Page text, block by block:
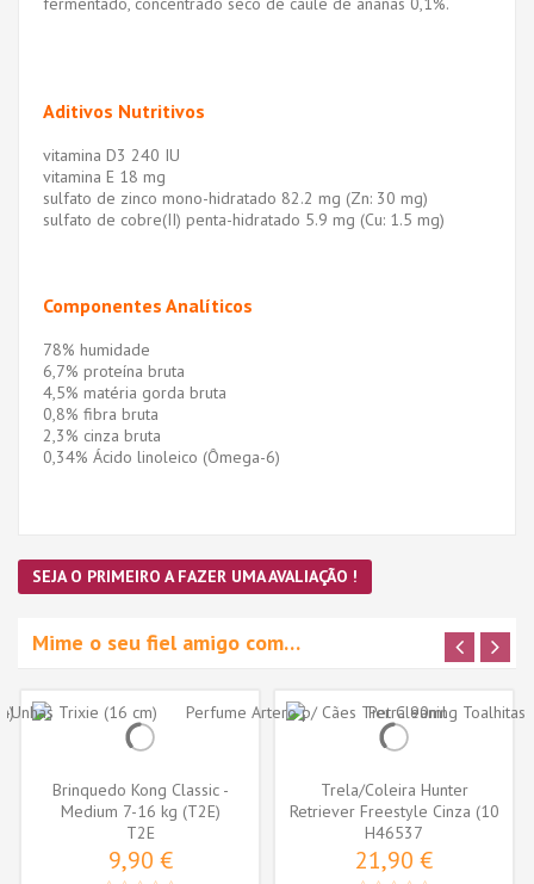
Aditivos Nutritivos
vitamina D3 240 IU
vitamina E 18 mg
sulfato de zinco mono-hidratado 82.2 mg (Zn: 30 mg)
sulfato de cobre(II) penta-hidratado 5.9 mg (Cu: 1.5 mg)
Componentes Analíticos
78% humidade
6,7% proteína bruta
4,5% matéria gorda bruta
0,8% fibra bruta
2,3% cinza bruta
0,34% Ácido linoleico (Ômega-6)
SEJA O PRIMEIRO A FAZER UMA AVALIAÇÃO !
Mime o seu fiel amigo com…
Brinquedo Kong Classic -
Medium 7-16 kg (T2E)
T2E
9,90 €
Trela/Coleira Hunter
Retriever Freestyle Cinza (10
mm x...
H46537
21,90 €